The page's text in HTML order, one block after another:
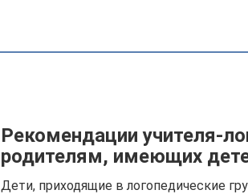
Рекомендации учителя-
родителям, имеющих
Дети, приходящие в логопедические